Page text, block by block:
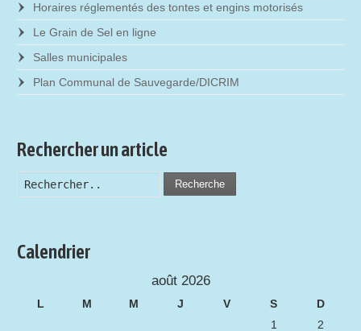
Horaires réglementés des tontes et engins motorisés
Le Grain de Sel en ligne
Salles municipales
Plan Communal de Sauvegarde/DICRIM
Rechercher un article
Recherche
Calendrier
août 2026
L M M J V S
D
1
2